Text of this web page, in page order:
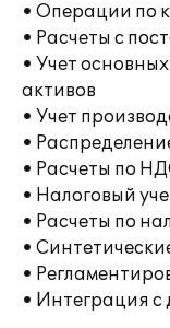
• Операции по
• Расчеты с
• Учет
активов
• Учет
•
• Расчеты по
• Налоговый
• Расчеты по
•
•
• Интеграция с